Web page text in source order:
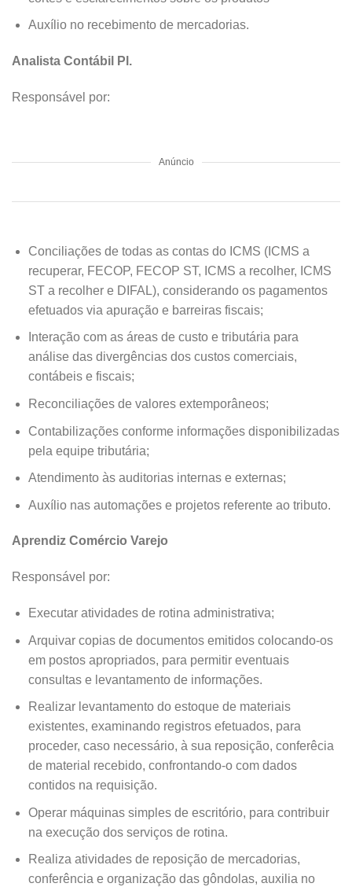
Auxílio no recebimento de mercadorias.
Analista Contábil Pl.
Responsável por:
Anúncio
Conciliações de todas as contas do ICMS (ICMS a
recuperar, FECOP, FECOP ST, ICMS a recolher, ICMS
ST a recolher e DIFAL), considerando os pagamentos
efetuados via apuração e barreiras fiscais;
Interação com as áreas de custo e tributária para
análise das divergências dos custos comerciais,
contábeis e fiscais;
Reconciliações de valores extemporâneos;
Contabilizações conforme informações disponibilizadas
pela equipe tributária;
Atendimento às auditorias internas e externas;
Auxílio nas automações e projetos referente ao tributo.
Aprendiz Comércio Varejo
Responsável por:
Executar atividades de rotina administrativa;
Arquivar copias de documentos emitidos colocando-os
em postos apropriados, para permitir eventuais
consultas e levantamento de informações.
Realizar levantamento do estoque de materiais
existentes, examinando registros efetuados, para
proceder, caso necessário, à sua reposição, conferêcia
de material recebido, confrontando-o com dados
contidos na requisição.
Operar máquinas simples de escritório, para contribuir
na execução dos serviços de rotina.
Realiza atividades de reposição de mercadorias,
conferência e organização das gôndolas, auxilia no